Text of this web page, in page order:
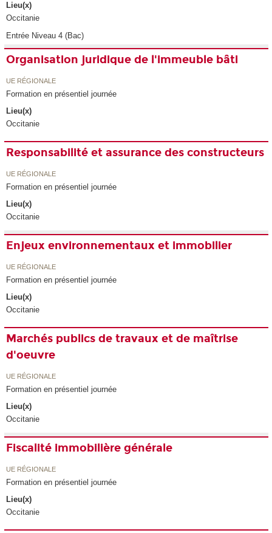
Lieu(x)
Occitanie
Entrée Niveau 4 (Bac)
Organisation juridique de l'immeuble bâti
UE RÉGIONALE
Formation en présentiel journée
Lieu(x)
Occitanie
Responsabilité et assurance des constructeurs
UE RÉGIONALE
Formation en présentiel journée
Lieu(x)
Occitanie
Enjeux environnementaux et immobilier
UE RÉGIONALE
Formation en présentiel journée
Lieu(x)
Occitanie
Marchés publics de travaux et de maîtrise
d'oeuvre
UE RÉGIONALE
Formation en présentiel journée
Lieu(x)
Occitanie
Fiscalité immobilière générale
UE RÉGIONALE
Formation en présentiel journée
Lieu(x)
Occitanie